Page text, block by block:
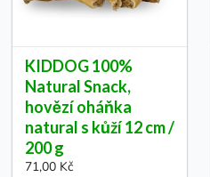
KIDDOG 100%
Natural Snack,
hovězí oháňka
natural s kůží 12 cm /
200 g
71,00 Kč